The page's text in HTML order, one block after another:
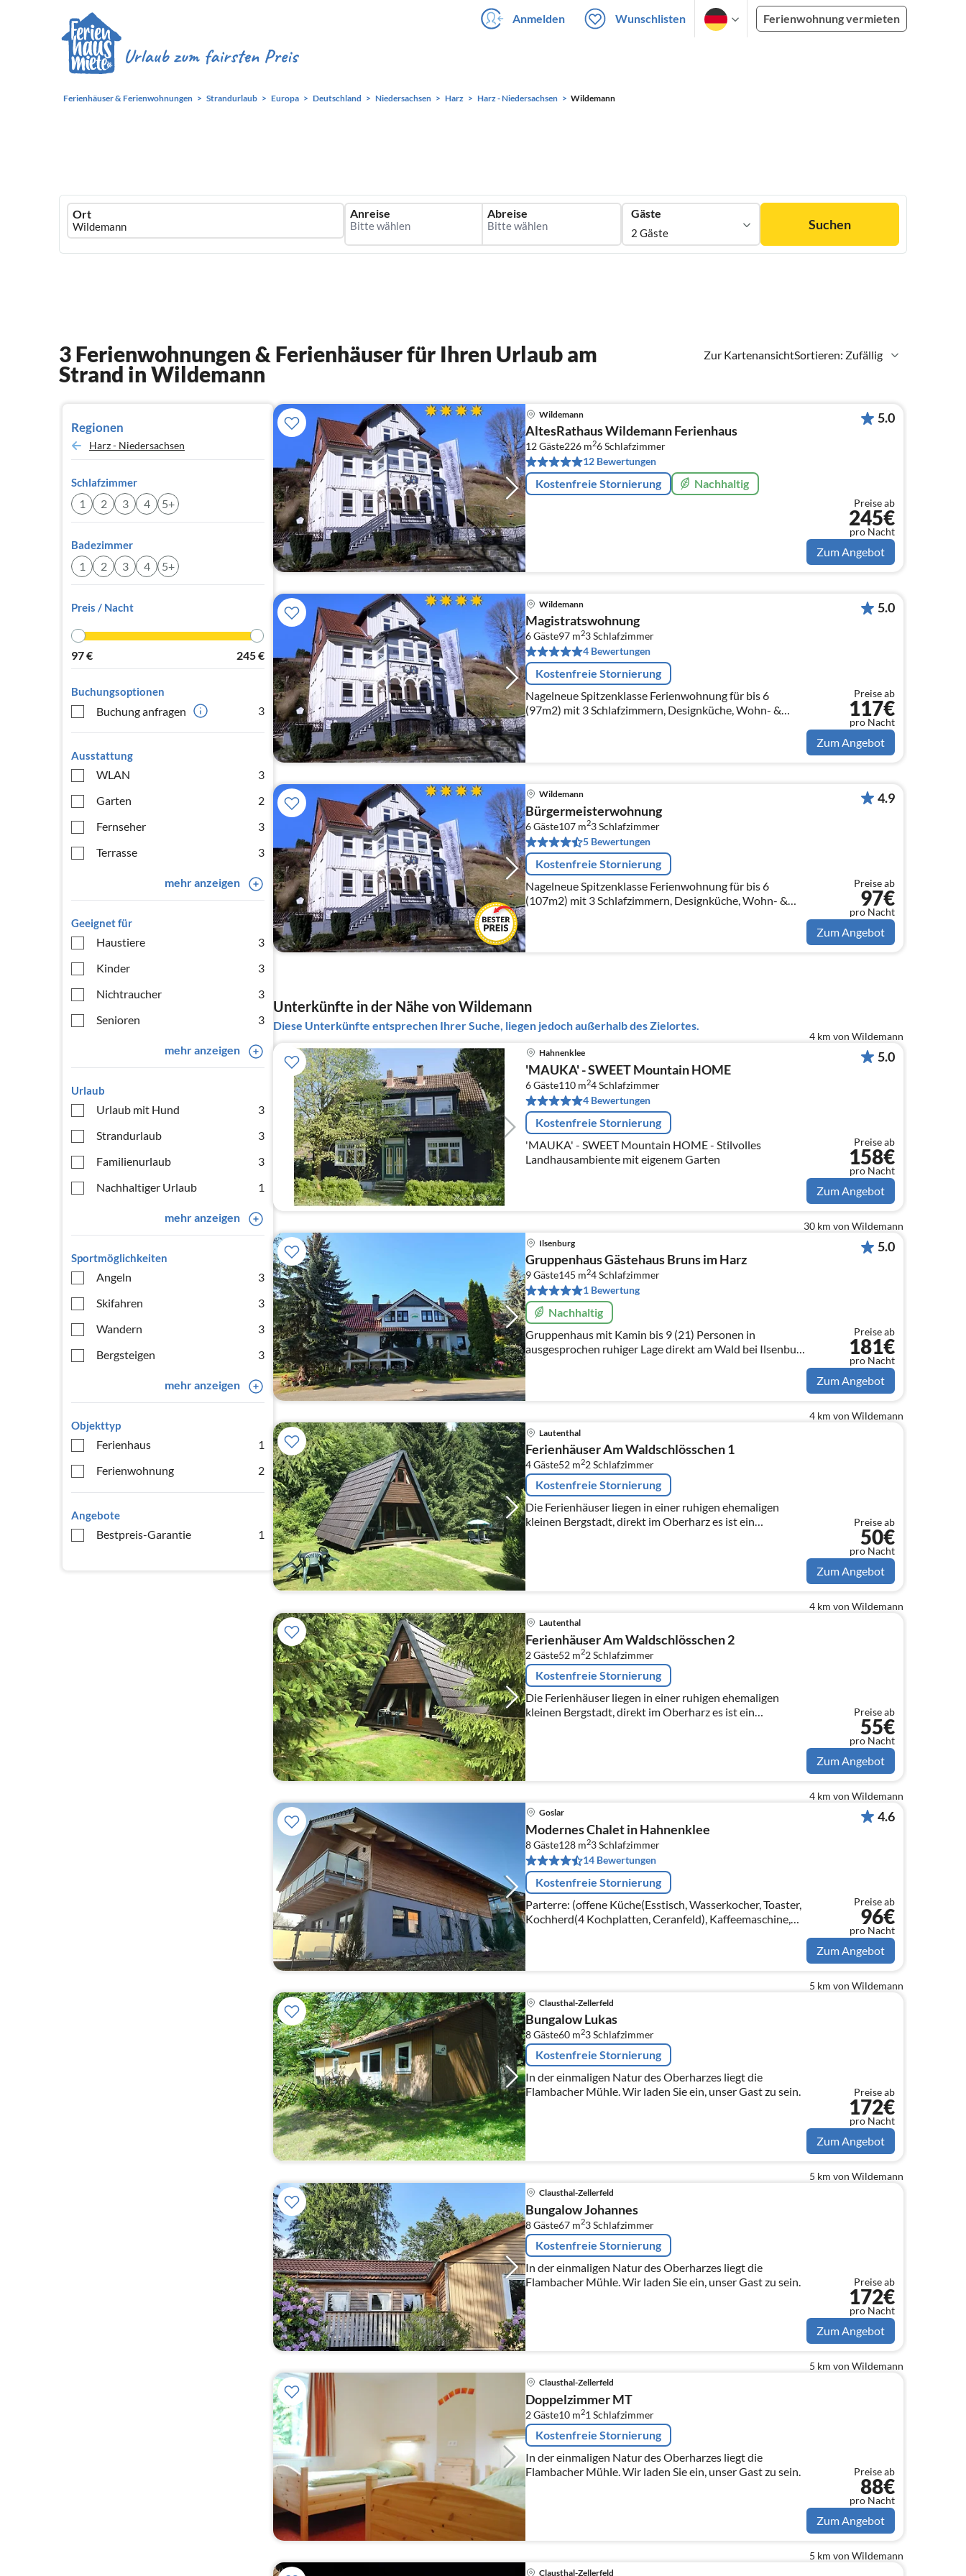
Anmelden Wunschlisten Ferienwohnung vermieten
Ferienhäuser & Ferienwohnungen Strandurlaub Europa Deutschland Niedersachsen Harz Harz - Niedersachsen Wildemann
Ferienhausmiete
logo
Ort Anreise Abreise Gäste
2 Gäste
Suchen
Zur KartenansichtSortieren: Zufällig
3 Ferienwohnungen & Ferienhäuser für Ihren Urlaub am
Strand in Wildemann
Regionen
Harz - Niedersachsen
Schlafzimmer
1 2 3 4 5+
Badezimmer
1 2 3 4 5+
Preis / Nacht
97€ 245€
Buchungsoptionen
Buchung anfragen 3
Ausstattung
WLAN
3
Garten
2
Fernseher
3
Terrasse
3
mehr anzeigen
Geeignet für
Haustiere
3
Kinder
3
Nichtraucher
3
Senioren
3
mehr anzeigen
Urlaub
Urlaub mit Hund
3
Strandurlaub
3
Familienurlaub
3
Nachhaltiger Urlaub
1
mehr anzeigen
Sportmöglichkeiten
Angeln
3
Skifahren
3
Wandern
3
Bergsteigen
3
mehr anzeigen
Objekttyp
Ferienhaus
1
Ferienwohnung
2
Angebote
Bestpreis-Garantie 1
Wildemann
AltesRathaus Wildemann Ferienhaus
12 Gäste226 m26Schlafzimmer
12 Bewertungen
Kostenfreie Stornierung Nachhaltig
5.0
Preise ab
245€
pro Nacht
Zum Angebot
Wildemann
Magistratswohnung
6 Gäste97 m23Schlafzimmer
4 Bewertungen
Kostenfreie Stornierung
Nagelneue Spitzenklasse Ferienwohnung für bis 6
(97m2) mit 3 Schlafzimmern, Designküche, Wohn- &
Badezimmer, Boxspringbetten, Frei 100Mb Wlan, 3
Flatscreen-TV's
5.0
Preise ab
117€
pro Nacht
Zum Angebot
Wildemann
Bürgermeisterwohnung
6 Gäste107 m23Schlafzimmer
5 Bewertungen
Kostenfreie Stornierung
Nagelneue Spitzenklasse Ferienwohnung für bis 6
(107m2) mit 3 Schlafzimmern, Designküche, Wohn- &
Badezimmer, Boxspringbetten, frei 100Mb Wlan, 3
Flatscreen-TV's
4.9
Preise ab
97€
pro Nacht
Zum Angebot
Unterkünfte in der Nähe von Wildemann
Diese Unterkünfte entsprechen Ihrer Suche, liegen jedoch außerhalb des Zielortes.
4 km von Wildemann
Hahnenklee
'MAUKA' - SWEET Mountain HOME
6 Gäste110 m24Schlafzimmer
4 Bewertungen
Kostenfreie Stornierung
'MAUKA' - SWEET Mountain HOME - Stilvolles
Landhausambiente mit eigenem Garten
5.0
Preise ab
158€
pro Nacht
Zum Angebot
30 km von Wildemann
Ilsenburg
Gruppenhaus Gästehaus Bruns im Harz
9 Gäste145 m24Schlafzimmer
1 Bewertung
Nachhaltig
Gruppenhaus mit Kamin bis 9 (21) Personen in
ausgesprochen ruhiger Lage direkt am Wald bei Ilsenburg
/ Wernigerode mit Gruppenraum. Haustiere erlaubt.
Internet. Nähe Waldbad.
5.0
Preise ab
181€
pro Nacht
Zum Angebot
4 km von Wildemann
Lautenthal
Ferienhäuser Am Waldschlösschen 1
4 Gäste52 m22Schlafzimmer
Kostenfreie Stornierung
Die Ferienhäuser liegen in einer ruhigen ehemaligen
kleinen Bergstadt, direkt im Oberharz es ist ein
Preise ab
50€
pro Nacht
Zum Angebot
4 km von Wildemann
Lautenthal
Ferienhäuser Am Waldschlösschen 2
2 Gäste52 m22Schlafzimmer
Kostenfreie Stornierung
Die Ferienhäuser liegen in einer ruhigen ehemaligen
kleinen Bergstadt, direkt im Oberharz es ist ein
Luftkurort. Wer Ruhe und Erholung sucht hat hier den
richtigen Platz.
Preise ab
55€
pro Nacht
Zum Angebot
4 km von Wildemann
Goslar
Modernes Chalet in Hahnenklee
8 Gäste128 m23Schlafzimmer
14 Bewertungen
Kostenfreie Stornierung
Parterre: (offene Küche(Esstisch, Wasserkocher, Toaster,
Kochherd(4 Kochplatten, Ceranfeld), Kaffeemaschine,
Backofen, Mikrowelle, Spülmaschine, Kühlschrank)
4.6
Preise ab
96€
pro Nacht
Zum Angebot
5 km von Wildemann
Clausthal-Zellerfeld
Bungalow Lukas
8 Gäste60 m23Schlafzimmer
Kostenfreie Stornierung
In der einmaligen Natur des Oberharzes liegt die
Flambacher Mühle. Wir laden Sie ein, unser Gast zu sein.
Preise ab
172€
pro Nacht
Zum Angebot
5 km von Wildemann
Clausthal-Zellerfeld
Bungalow Johannes
8 Gäste67 m23Schlafzimmer
Kostenfreie Stornierung
In der einmaligen Natur des Oberharzes liegt die
Flambacher Mühle. Wir laden Sie ein, unser Gast zu sein.
Preise ab
172€
pro Nacht
Zum Angebot
5 km von Wildemann
Clausthal-Zellerfeld
Doppelzimmer MT
2 Gäste10 m21 Schlafzimmer
Kostenfreie Stornierung
In der einmaligen Natur des Oberharzes liegt die
Flambacher Mühle. Wir laden Sie ein, unser Gast zu sein.
Preise ab
88€
pro Nacht
Zum Angebot
5 km von Wildemann
Clausthal-Zellerfeld